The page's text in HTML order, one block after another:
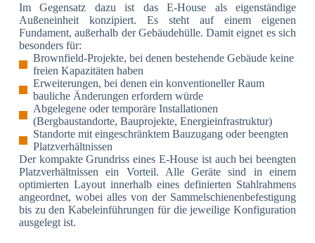
Im Gegensatz dazu ist das E-House als eigenständige
Außeneinheit konzipiert. Es steht auf einem eigenen
Fundament, außerhalb der Gebäudehülle. Damit eignet es sich
besonders für:
Brownfield-Projekte, bei denen bestehende Gebäude keine
freien Kapazitäten haben
Erweiterungen, bei denen ein konventioneller Raum
bauliche Änderungen erfordern würde
Abgelegene oder temporäre Installationen
(Bergbaustandorte, Bauprojekte, Energieinfrastruktur)
Standorte mit eingeschränktem Bauzugang oder beengten
Platzverhältnissen
Der kompakte Grundriss eines E-House ist auch bei beengten
Platzverhältnissen ein Vorteil. Alle Geräte sind in einem
optimierten Layout innerhalb eines definierten Stahlrahmens
angeordnet, wobei alles von der Sammelschienenbefestigung
bis zu den Kabeleinführungen für die jeweilige Konfiguration
ausgelegt ist.